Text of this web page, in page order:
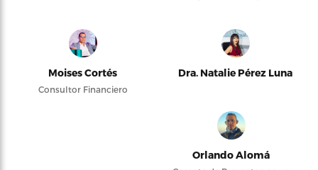
Moises Cortés
Consultor Financiero
Dra. Natalie Pérez Luna
Orlando Alomá